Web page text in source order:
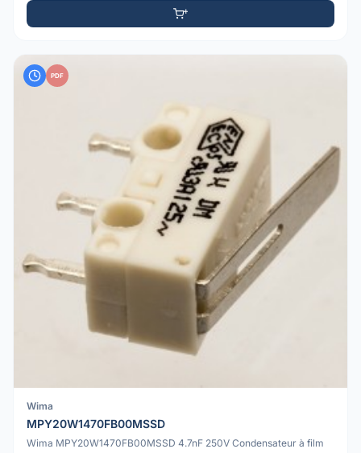
PDF
Wima
MPY20W1470FB00MSSD
Wima MPY20W1470FB00MSSD 4.7nF 250V Condensateur à film